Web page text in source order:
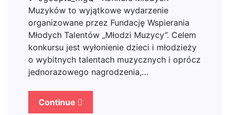
Muzyków to wyjątkowe wydarzenie
organizowane przez Fundację Wspierania
Młodych Talentów „Młodzi Muzycy”. Celem
konkursu jest wyłonienie dzieci i młodzieży
o wybitnych talentach muzycznych i oprócz
jednorazowego nagrodzenia,…
Continue